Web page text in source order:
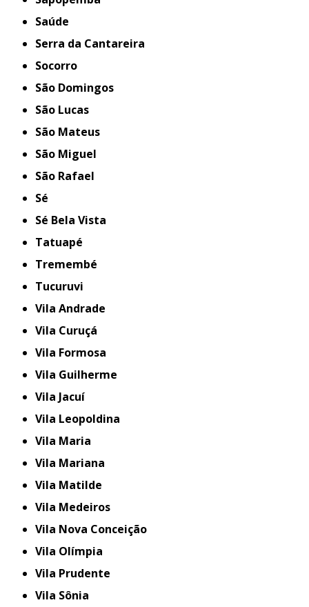
Saúde
Serra da Cantareira
Socorro
São Domingos
São Lucas
São Mateus
São Miguel
São Rafael
Sé
Sé Bela Vista
Tatuapé
Tremembé
Tucuruvi
Vila Andrade
Vila Curuçá
Vila Formosa
Vila Guilherme
Vila Jacuí
Vila Leopoldina
Vila Maria
Vila Mariana
Vila Matilde
Vila Medeiros
Vila Nova Conceição
Vila Olímpia
Vila Prudente
Vila Sônia